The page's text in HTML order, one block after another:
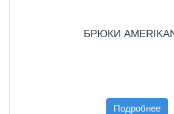
БРЮКИ
Подробнее